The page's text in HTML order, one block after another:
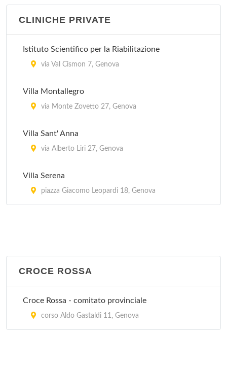
CLINICHE PRIVATE
Istituto Scientifico per la Riabilitazione
via Val Cismon 7, Genova
Villa Montallegro
via Monte Zovetto 27, Genova
Villa Sant' Anna
via Alberto Liri 27, Genova
Villa Serena
piazza Giacomo Leopardi 18, Genova
CROCE ROSSA
Croce Rossa - comitato provinciale
corso Aldo Gastaldi 11, Genova